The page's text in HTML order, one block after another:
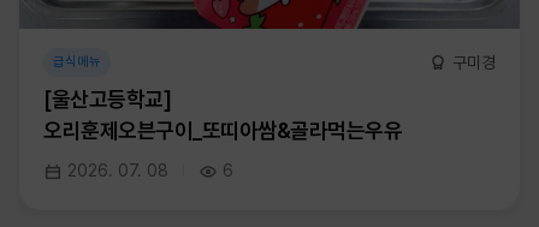
급식메뉴 구미경
[울산고등학교]
오리훈제오븐구이_또띠아쌈&골라먹는우유
2026. 07. 08 6